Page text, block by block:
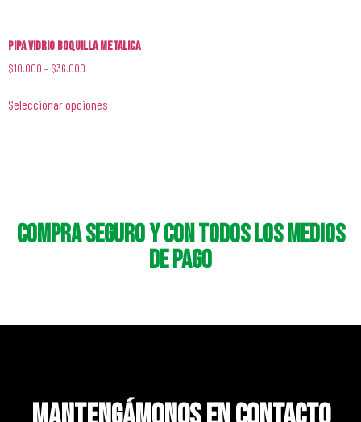
Pipa Vidrio Boquilla Metalica
$10.000 – $36.000
Seleccionar opciones
Compra seguro y con todos los medios
de pago